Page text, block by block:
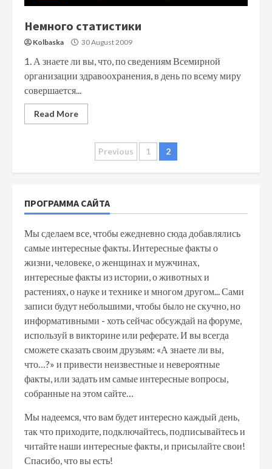
Немного статистики
Kolbaska 30 August 2009
1. А знаете ли вы, что, по сведениям Всемирной
организации здравоохранения, в день по всему миру
совершается...
Read More
Posts
navigation
Previous 1 2
ПРОГРАММА САЙТА
Мы сделаем все, чтобы ежедневно сюда добавлялись
самые интересные факты. Интересные факты о
жизни, человеке, о женщинах и мужчинах,
интересные факты из истории, о животных и
растениях, о науке и технике и многом другом... Сами
записи будут небольшими, чтобы было не скучно, но
информативными - хоть сейчас обсуждай на форуме,
используй в викторине или реферате. И вы всегда
сможете сказать своим друзьям: «А знаете ли вы,
что…?» и привести неизвестные и невероятные
факты, или задать им самые интересные вопросы,
собранные на этом сайте…
Мы надеемся, что вам будет интересно каждый день,
так что приходите, подключайтесь, подписывайтесь и
читайте наши интересные факты, и присылайте свои!
Спасибо, что вы есть!